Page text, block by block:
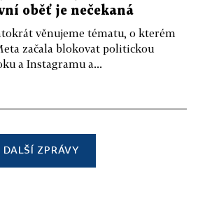
oběť je nečekaná
věnujeme tématu, o kterém
začala blokovat politickou
a Instagramu a...
DALŠÍ ZPRÁVY